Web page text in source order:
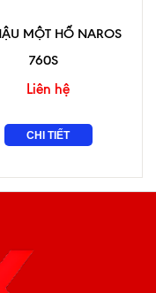
MỘT HỐ NAROS
760S
Liên hệ
CHI TIẾT